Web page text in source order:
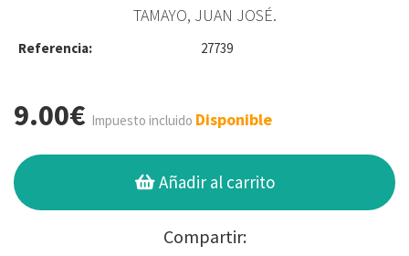
TAMAYO, JUAN JOSÉ.
Referencia: 27739
9.00€ Impuesto incluido Disponible
Añadir al carrito
Compartir: